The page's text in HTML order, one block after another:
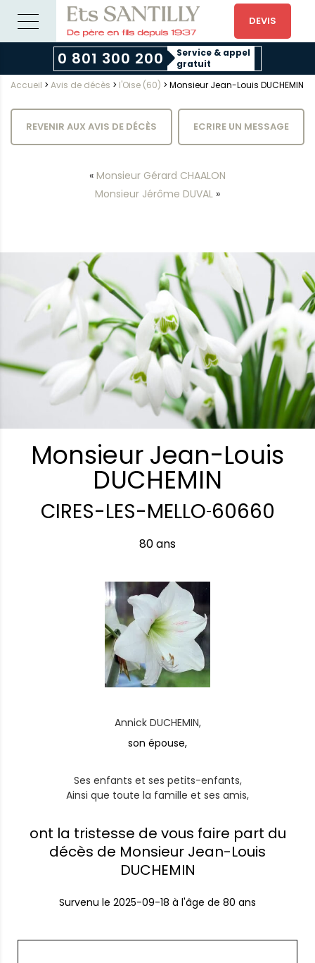
DEVIS
0 801 300 200
Service & appel
gratuit
Accueil > Avis de décès > l'Oise (60) > Monsieur Jean-Louis DUCHEMIN
REVENIR AUX AVIS DE DÉCÈS ECRIRE UN MESSAGE
« Monsieur Gérard CHAALON
Monsieur Jérôme DUVAL »
Monsieur Jean-Louis
DUCHEMIN
CIRES-LES-MELLO-60660
80 ans
Annick DUCHEMIN,
son épouse,
Ses enfants et ses petits-enfants,
Ainsi que toute la famille et ses amis,
ont la tristesse de vous faire part du
décès de Monsieur Jean-Louis
DUCHEMIN
Survenu le 2025-09-18 à l'âge de 80 ans